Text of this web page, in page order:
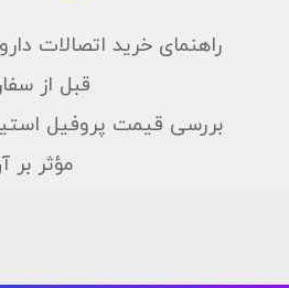
راهنمای خرید اتصالات
قبل از
بررسی قیمت پروفیل
مؤثر بر